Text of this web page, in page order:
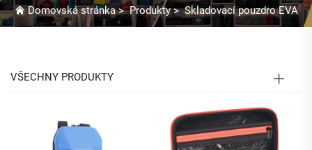
Domovská stránka>Produkty>Skladovací pouzdro EVA
VŠECHNY PRODUKTY